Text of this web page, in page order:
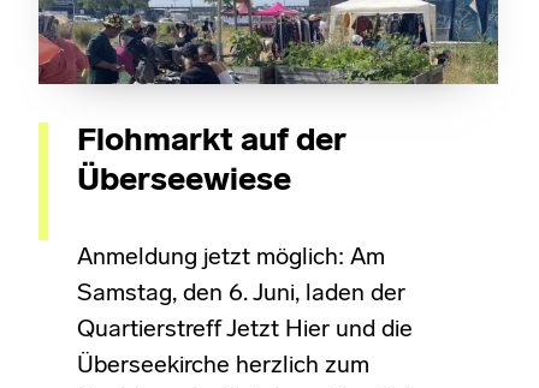
Flohmarkt auf der
Überseewiese
Anmeldung jetzt möglich: Am
Samstag, den 6. Juni, laden der
Quartierstreff Jetzt Hier und die
Überseekirche herzlich zum